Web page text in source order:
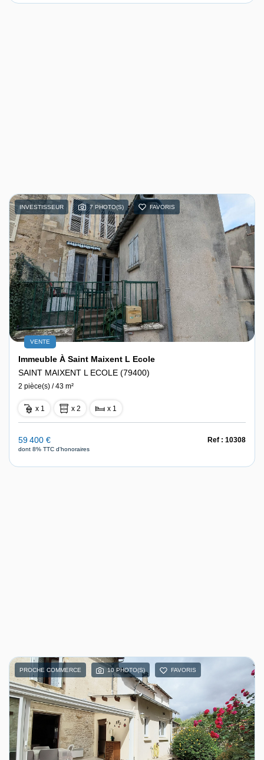
INVESTISSEUR 7 PHOTO(S) FAVORIS
VENTE
Immeuble À Saint Maixent L Ecole
SAINT MAIXENT L ECOLE (79400)
2 pièce(s) / 43 m²
x 1 x 2 x 1
59 400 €
dont 8% TTC d'honoraires
Ref : 10308
PROCHE COMMERCE 10 PHOTO(S) FAVORIS